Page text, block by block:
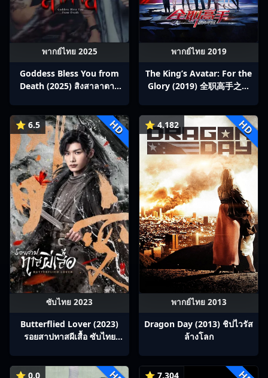
พากย์ไทย 2025
Goddess Bless You from
Death (2025) สิงสาลาตาย
พากย์ไทย 2019
The King’s Avatar: For the
Glory (2019) 全职高手之巅
⭐ 6.5 HD
ซับไทย 2023
Butterflied Lover (2023)
รอยสาปทาสผีเสื้อ ซับไทย
⭐ 4.182 HD
พากย์ไทย 2013
Dragon Day (2013) ชิปไวรัส
ล้างโลก
⭐ 0.0 ⭐ 7.304